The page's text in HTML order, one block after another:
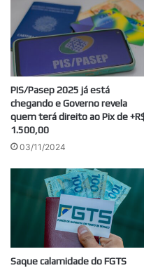
PIS/Pasep 2025 já está
chegando e Governo revela
quem terá direito ao Pix de
1.500,00
03/11/2024
Saque calamidade do FGTS